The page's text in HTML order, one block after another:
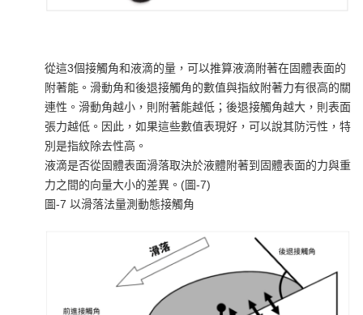
從這3個接觸角和液滴的量，可以推算液滴附著在固體表面的
附著能。滑動角和後退接觸角的數值與指紋附著力有很高的關
連性。滑動角越小，則附著能越低；後退接觸角越大，則表面
張力越低。因此，如果這些數值表現好，可以說其防污性，特
別是指紋除去性高。
液滴是否從固體表面滑落取決於液體附著到固體表面的力與重
力之間的向量大小的差異。(圖-7)
圖-7 以滑落法量測動態接觸角